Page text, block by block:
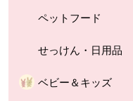
ペットフード
せっけん・日用品
ベビー＆キッズ